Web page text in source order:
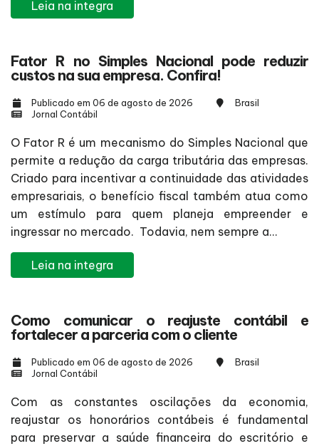
Leia na integra
Fator R no Simples Nacional pode reduzir
custos na sua empresa. Confira!
Publicado em 06 de agosto de 2026
Brasil
Jornal Contábil
O Fator R é um mecanismo do Simples Nacional que
permite a redução da carga tributária das empresas.
Criado para incentivar a continuidade das atividades
empresariais, o benefício fiscal também atua como
um estímulo para quem planeja empreender e
ingressar no mercado. Todavia, nem sempre a...
Leia na integra
Como comunicar o reajuste contábil e
fortalecer a parceria com o cliente
Publicado em 06 de agosto de 2026
Brasil
Jornal Contábil
Com as constantes oscilações da economia,
reajustar os honorários contábeis é fundamental
para preservar a saúde financeira do escritório e